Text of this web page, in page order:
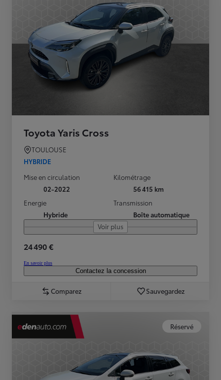
Toyota Yaris Cross
TOULOUSE
HYBRIDE
Mise en circulation
02-2022
Kilométrage
56 415 km
Energie
Hybride
Transmission
Boîte automatique
Voir plus
24 490 €
En savoir plus
Contactez la concession
Comparez Sauvegardez
Réservé